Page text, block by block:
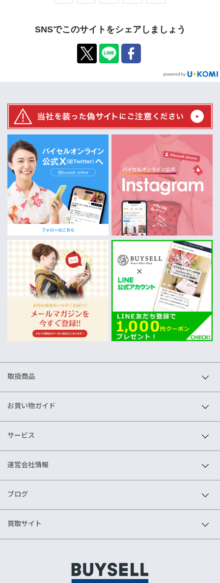
SNSでこのサイトをシェアしましょう
取扱商品
お買い物ガイド
サービス
運営会社情報
ブログ
買取サイト